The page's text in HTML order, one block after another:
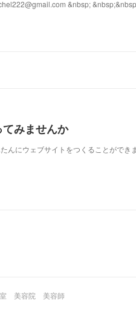
&nbsp;
みませんか
んにウェブサイトをつくることができ
美容院 美容師